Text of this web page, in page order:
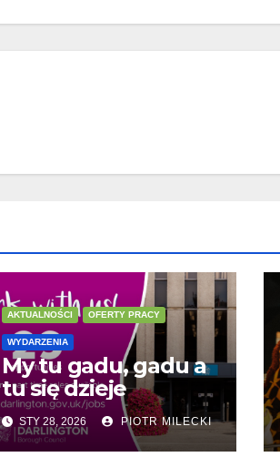
AKTUALNOŚCI OFERTY PRACY
WYDARZENIA
My tu gadu, gadu a
tu się dzieje
STY 28, 2026 PIOTR MILECKI